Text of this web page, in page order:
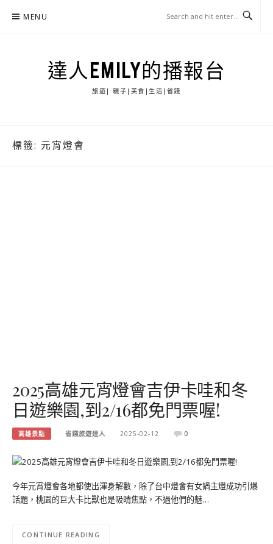
MENU
達人EMILY的播報台
旅遊| 親子|美食|生活|省錢
標籤: 元宵燈會
2025高雄元宵燈會吉伊卡哇和冬
日遊樂園,到2/16都免門票喔!
高雄景點 省錢旅遊達人 2025-02-12 0
今年元宵燈會各地都使出渾身解數，除了台中燈會有女媧主燈成功引爆
話題，桃園的巨大卡比獸也是吸睛焦點，不過他們的魅…
CONTINUE READING